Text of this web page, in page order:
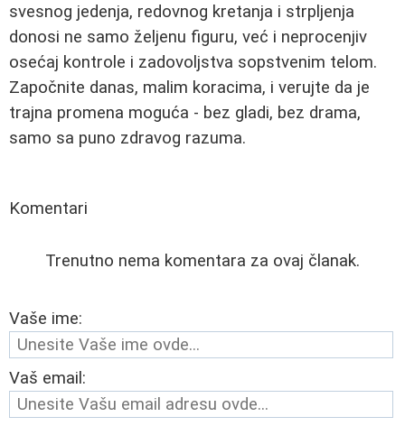
svesnog jedenja, redovnog kretanja i strpljenja
donosi ne samo željenu figuru, već i neprocenjiv
osećaj kontrole i zadovoljstva sopstvenim telom.
Započnite danas, malim koracima, i verujte da je
trajna promena moguća - bez gladi, bez drama,
samo sa puno zdravog razuma.
Komentari
Trenutno nema komentara za ovaj članak.
Vaše ime:
Vaš email: